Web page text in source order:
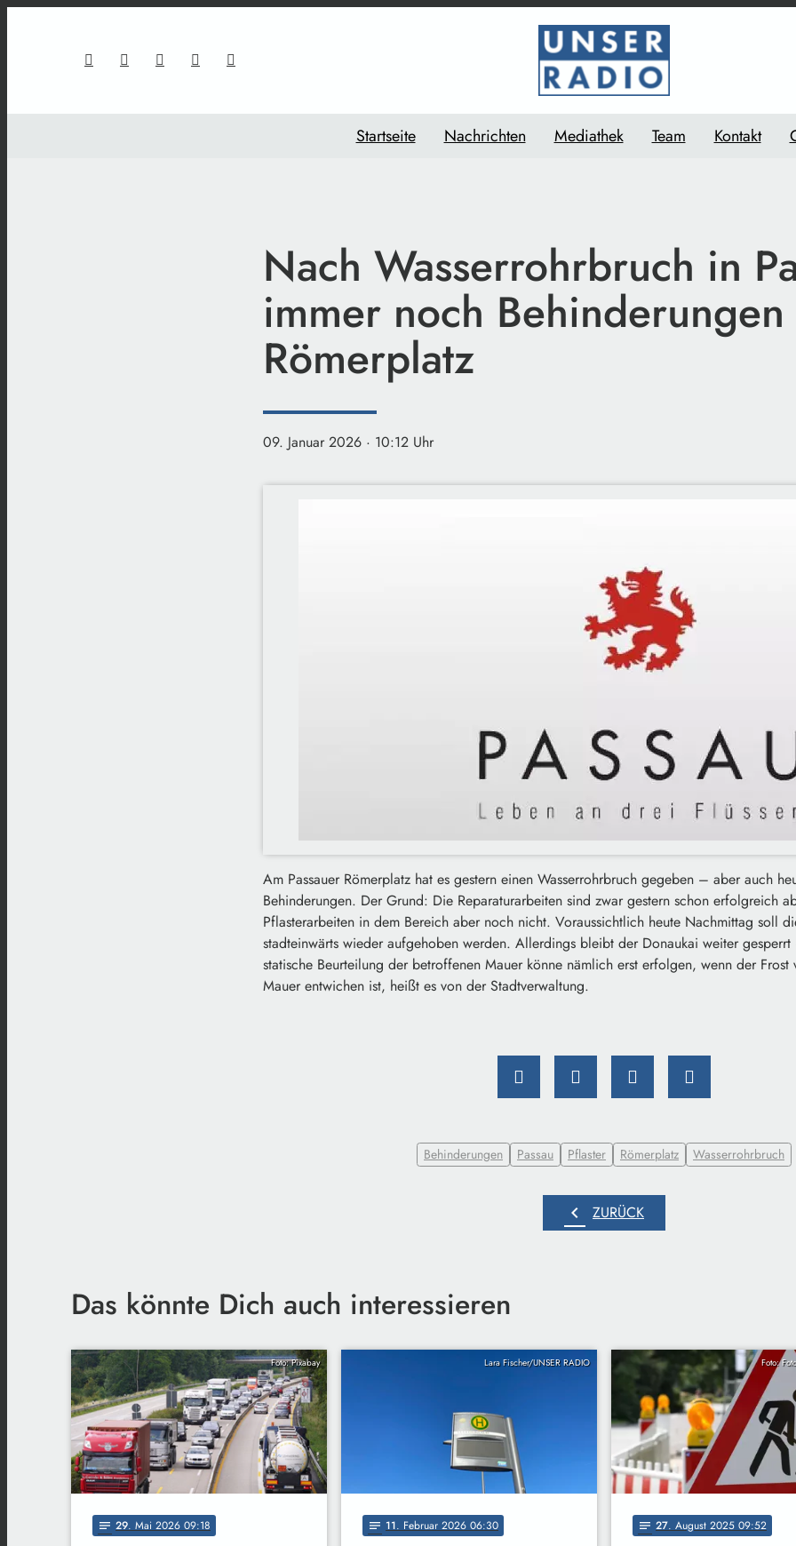
Startseite Nachrichten Mediathek Team Kontakt
Nach Wasserrohrbruch in
immer noch Behinderungen
Römerplatz
09. Januar 2026 · 10:12 Uhr
Am Passauer Römerplatz hat es gestern einen Wasserrohrbruch gegeben – aber auch
Behinderungen. Der Grund: Die Reparaturarbeiten sind zwar gestern schon erfolgreich
Pflasterarbeiten in dem Bereich aber noch nicht. Voraussichtlich heute Nachmittag soll
stadteinwärts wieder aufgehoben werden. Allerdings bleibt der Donaukai weiter
statische Beurteilung der betroffenen Mauer könne nämlich erst erfolgen, wenn der Frost
Mauer entwichen ist, heißt es von der Stadtverwaltung.
Behinderungen Passau Pflaster Römerplatz Wasserrohrbruch
chevron_left ZURÜCK
Das könnte Dich auch interessieren
Foto: Pixabay
notes 29. Mai 2026 09:18
Lara Fischer/UNSER RADIO
notes 11. Februar 2026 06:30
Foto:
notes 27. August 2025 09:52